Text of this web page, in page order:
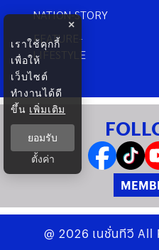
NATION-STORY
FEATURE-
LIFESTYLE
@ 2026 เนชั่นทีวี All
×
เราใช้คุกกี้
เพื่อให้
เว็บไซต์
ทำงานได้ดี
ขึ้น เพิ่มเติม
ยอมรับ
ตั้งค่า